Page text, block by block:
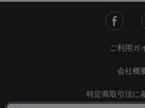
ご利用ガ
会社概
特定商取引法に